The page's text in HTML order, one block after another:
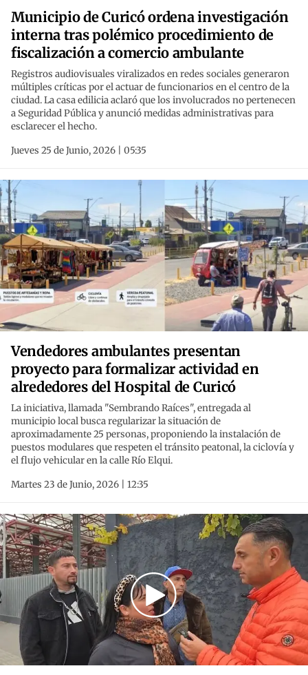
Municipio de Curicó ordena investigación
interna tras polémico procedimiento de
fiscalización a comercio ambulante
Registros audiovisuales viralizados en redes sociales generaron
múltiples críticas por el actuar de funcionarios en el centro de la
ciudad. La casa edilicia aclaró que los involucrados no pertenecen
a Seguridad Pública y anunció medidas administrativas para
esclarecer el hecho.
Jueves 25 de Junio, 2026 | 05:35
Vendedores ambulantes presentan
proyecto para formalizar actividad en
alrededores del Hospital de Curicó
La iniciativa, llamada "Sembrando Raíces", entregada al
municipio local busca regularizar la situación de
aproximadamente 25 personas, proponiendo la instalación de
puestos modulares que respeten el tránsito peatonal, la ciclovía y
el flujo vehicular en la calle Río Elqui.
Martes 23 de Junio, 2026 | 12:35